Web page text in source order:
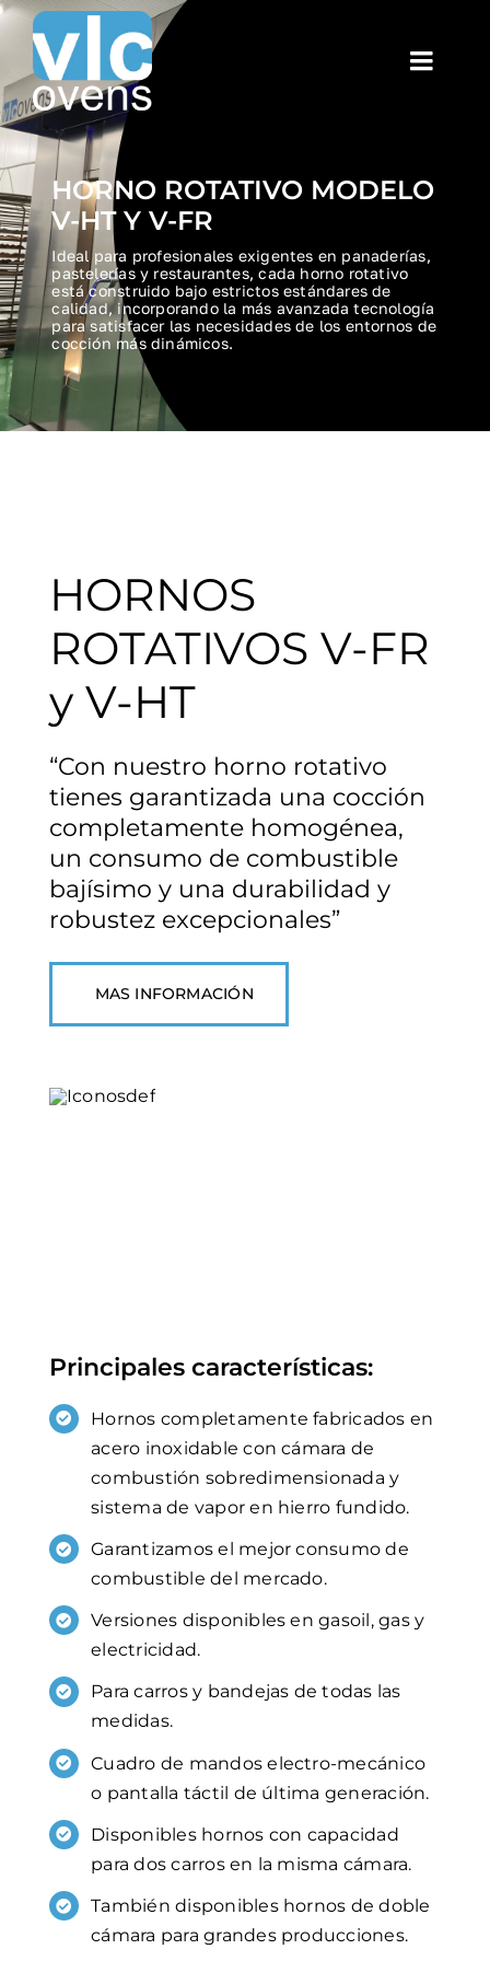
Saltar
contenido
Historia
HORNO
HORNO ROTATIVO MODELO
V-HT Y V-FR
Ideal para profesionales exigentes en panaderías,
pastelerías y restaurantes, cada horno rotativo
está construido bajo estrictos estándares de
calidad, incorporando la más avanzada tecnología
para satisfacer las necesidades de los entornos de
cocción más dinámicos.
HORNOS
ROTATIVOS V-FR
y V-HT
“Con nuestro horno rotativo
tienes garantizada una cocción
completamente homogénea,
un consumo de combustible
bajísimo y una durabilidad y
robustez excepcionales”
MAS INFORMACIÓN
Principales características:
Hornos completamente fabricados en
acero inoxidable con cámara de
combustión sobredimensionada y
sistema de vapor en hierro fundido.
Garantizamos el mejor consumo de
combustible del mercado.
Versiones disponibles en gasoil, gas y
electricidad.
Para carros y bandejas de todas las
medidas.
Cuadro de mandos electro-mecánico
o pantalla táctil de última generación.
Disponibles hornos con capacidad
para dos carros en la misma cámara.
También disponibles hornos de doble
cámara para grandes producciones.